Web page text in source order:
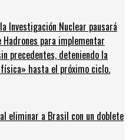
Investigación Nuclear pausará
para implementar
precedentes, deteniendo la
hasta el próximo ciclo.
eliminar a Brasil con un doblete